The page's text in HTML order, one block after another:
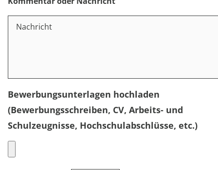
Bewerbungsunterlagen hochladen
(Bewerbungsschreiben, CV, Arbeits- und
Schulzeugnisse, Hochschulabschlüsse, etc.)